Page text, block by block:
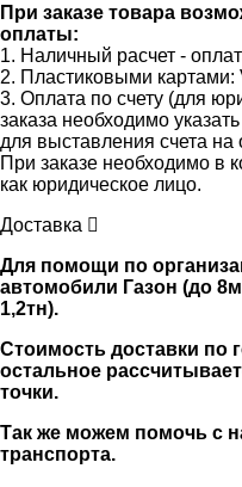
При заказе товара
оплаты:
1. Наличный расчет -
2. Пластиковыми
3. Оплата по счету (для
заказа необходимо
для выставления счета на
При заказе необходимо в
как юридическое лицо.
Доставка
Для помощи по
автомобили Газон (до
1,2тн).
Стоимость доставки по
остальное
точки.
Так же можем помочь с
транспорта.